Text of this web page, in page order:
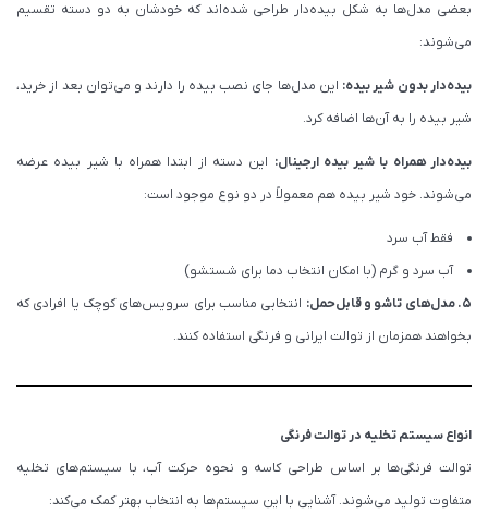
بعضی مدل‌ها به شکل بیده‌دار طراحی شده‌اند که خودشان به دو دسته تقسیم
می‌شوند:
بیده‌دار بدون شیر بیده: این مدل‌ها جای نصب بیده را دارند و می‌توان بعد از خرید،
شیر بیده را به آن‌ها اضافه کرد.
بیده‌دار همراه با شیر بیده ارجینال: این دسته از ابتدا همراه با شیر بیده عرضه
می‌شوند. خود شیر بیده هم معمولاً در دو نوع موجود است:
فقط آب سرد
آب سرد و گرم (با امکان انتخاب دما برای شستشو)
5. مدل‌های تاشو و قابل‌حمل:
انتخابی مناسب برای سرویس‌های کوچک یا افرادی که
بخواهند همزمان از توالت ایرانی و فرنگی استفاده کنند.
انواع سیستم تخلیه در توالت فرنگی
توالت فرنگی‌ها بر اساس طراحی کاسه و نحوه حرکت آب، با سیستم‌های تخلیه
متفاوت تولید می‌شوند. آشنایی با این سیستم‌ها به انتخاب بهتر کمک می‌کند: